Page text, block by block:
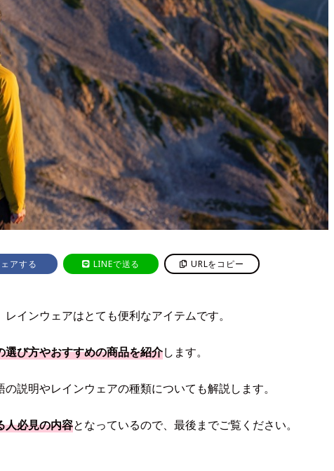
アする LINEで送る URLをコピー
インウェアはとても便利なアイテムです。
び方やおすすめの商品を紹介します。
説明やレインウェアの種類についても解説します。
人必見の内容となっているので、最後までご覧ください。